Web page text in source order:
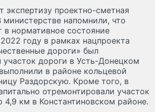
экспертизу проектно-сметная
напомнили, что
в нормативное состояние
году в рамках нацпроекта
дороги» был
участок дороги в Усть-Донецком
в районе кольцевой
Раздорскую. Кроме того, в
отремонтировали участок
4,9 км в Константиновском районе.